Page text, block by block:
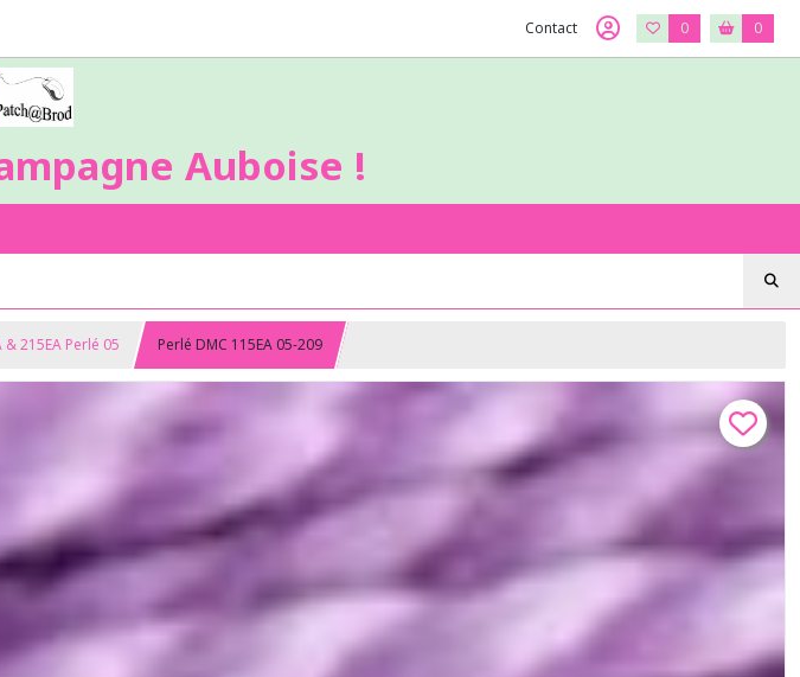
Contact 0 0
Auboise !
& 215EA Perlé 05 Perlé DMC 115EA 05-209